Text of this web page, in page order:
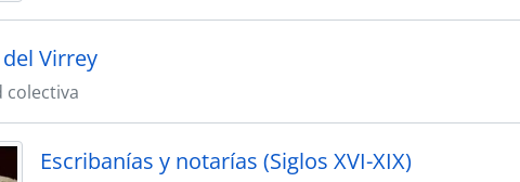
Virrey
colectiva
Escribanías y notarías (Siglos XVI-XIX)